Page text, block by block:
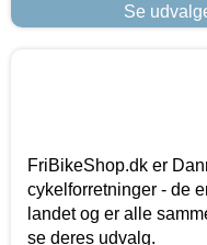
Se
FriBikeShop.dk er
cykelforretninger - de
landet og er alle
se deres udvalg.